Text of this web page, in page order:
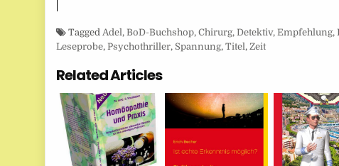
Tagged Adel, BoD-Buchshop,Chirurg, Detektiv,Empfehlung,
Leseprobe, Psychothriller, Spannung,Titel, Zeit
Related Articles